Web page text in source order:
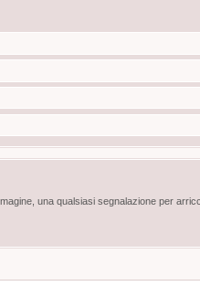
una qualsiasi segnalazione per